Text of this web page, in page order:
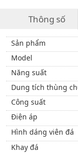
Thông số
Sản phẩm
Model
Năng suất
Dung tích thùng
Công suất
Điện áp
Hình dáng viên đá
Khay đá